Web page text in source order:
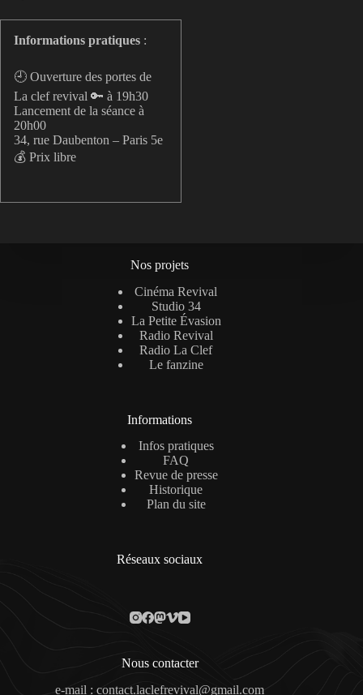
Informations pratiques :
🕘 Ouverture des portes de
La clef revival 🔑 à 19h30
Lancement de la séance à
20h00
34, rue Daubenton – Paris 5e
💰 Prix libre
Nos projets
Cinéma Revival
Studio 34
La Petite Évasion
Radio Revival
Radio La Clef
Le fanzine
Informations
Infos pratiques
FAQ
Revue de presse
Historique
Plan du site
Réseaux sociaux
Nous contacter
e-mail : contact.laclefrevival@gmail.com